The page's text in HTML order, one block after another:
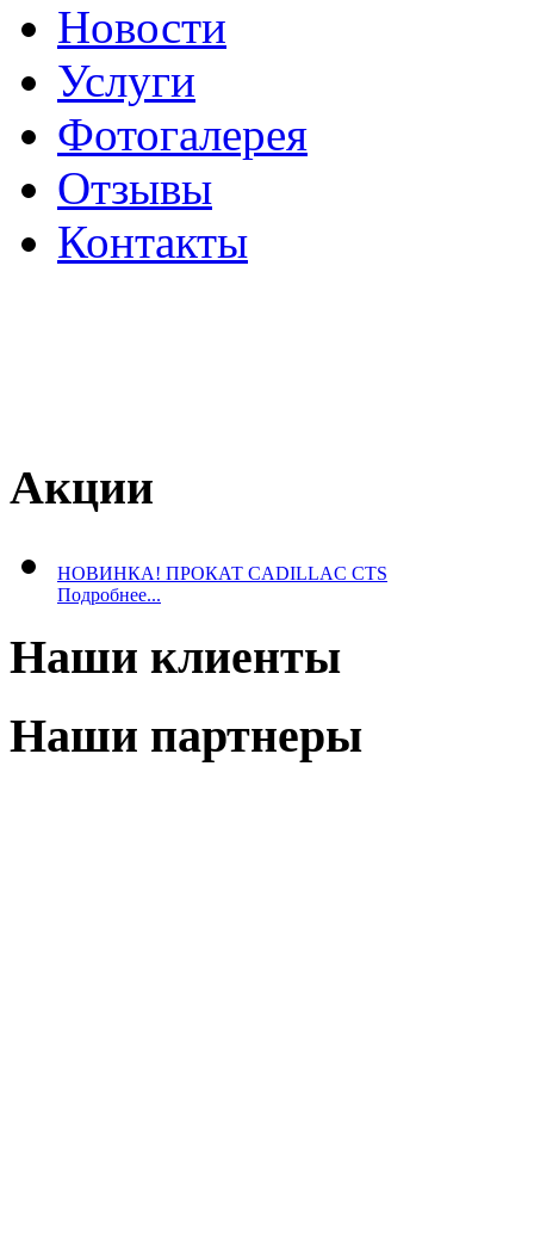
Новости
Услуги
Фотогалерея
Отзывы
­Контакты
Акции
НОВИНКА! ПРОКАТ CADILLAC CTS
Подробнее...
Наши клиенты
Наши партнеры